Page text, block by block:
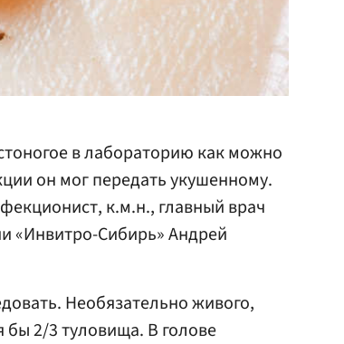
в лабораторию как можно
он мог передать укушенному.
к.м.н., главный врач
«Инвитро-Сибирь» Андрей
Необязательно живого,
бы 2/3 туловища. В голове